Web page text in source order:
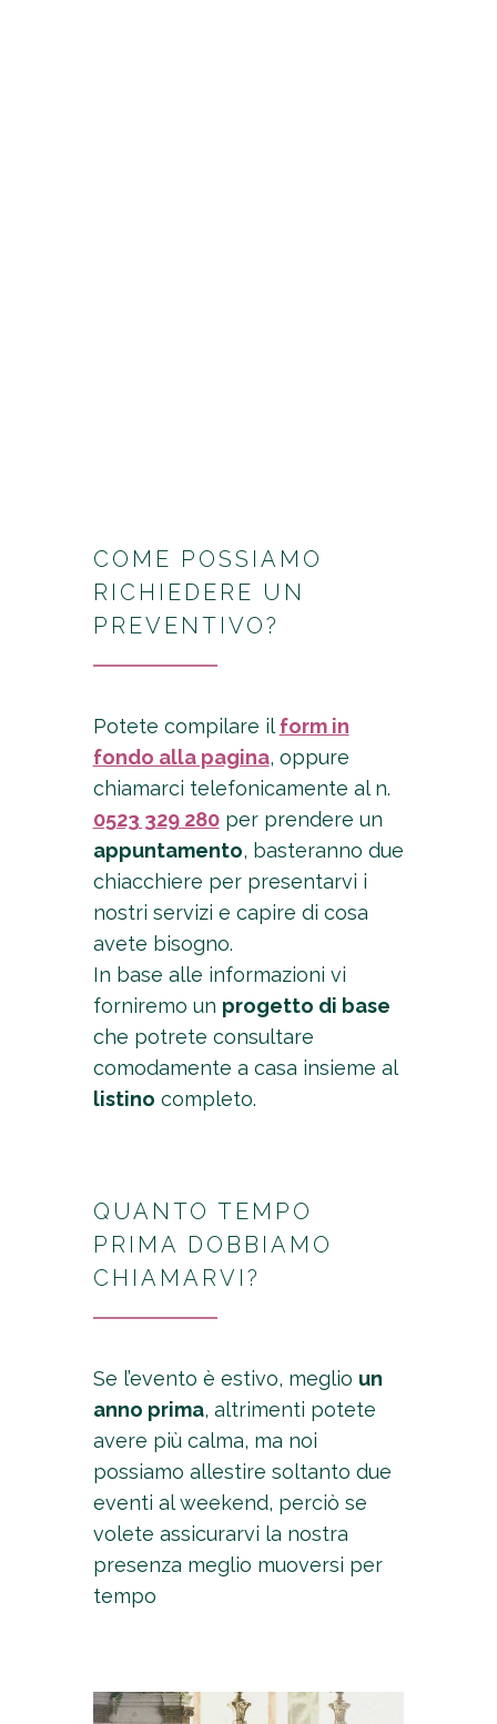
COME POSSIAMO
RICHIEDERE UN
PREVENTIVO?
Potete compilare il form in
fondo alla pagina, oppure
chiamarci telefonicamente al n.
0523 329 280per prendere un
appuntamento, basteranno due
chiacchiere per presentarvi i
nostri servizi e capire di cosa
avete bisogno.
In base alle informazioni vi
forniremo un progetto di base
che potrete consultare
comodamente a casa insieme al
listino completo.
QUANTO TEMPO
PRIMA DOBBIAMO
CHIAMARVI?
Se l’evento è estivo, meglio un
anno prima, altrimenti potete
avere più calma, ma noi
possiamo allestire soltanto due
eventi al weekend, perciò se
volete assicurarvi la nostra
presenza meglio muoversi per
tempo